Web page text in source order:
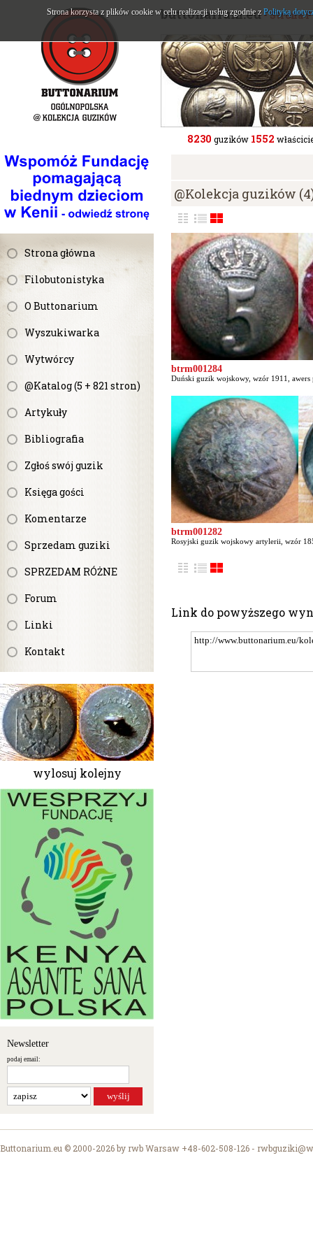
Strona główna
Filobutonistyka
O Buttonarium
Wyszukiwarka
Wytwórcy
@Katalog (5 + 821 stron)
Artykuły
Bibliografia
Zgłoś swój guzik
Księga gości
Komentarze
Sprzedam guziki
SPRZEDAM RÓŻNE
Forum
Linki
Kontakt
wylosuj kolejny
Newsletter
podaj email:
buttonarium.eu- Strona
8230 guzików 1552
@Kolekcja guzików
btrm001284
Duński guzik wojskowy, wzór 1911, awers
btrm001282
Rosyjski guzik wojskowy artylerii, wzór
Link do powyższego
Buttonarium.eu © 2000-2026 by rwb Warsaw +48-602-508-126 -
Strona korzysta z plików cookie w celu realizacji usług zgodnie z Polityką